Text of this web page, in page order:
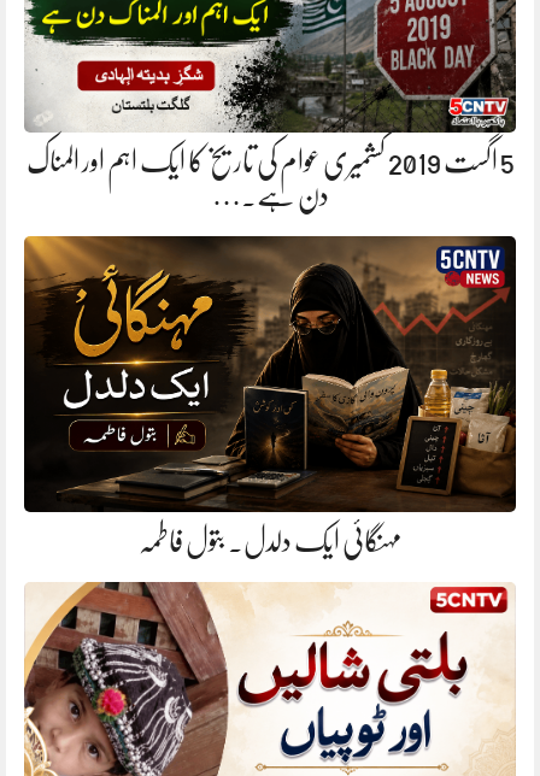
5 اگست 2019 کشمیری عوام کی تاریخ کا ایک اہم اور المناک
دن ہے.…
مہنگائی ایک دلدل. بتول فاطمہ